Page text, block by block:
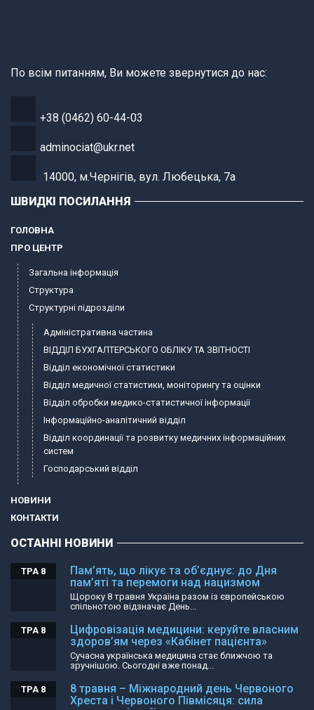
По всім питанням, Ви можете звернутися до нас:
+38 (0462) 60-44-03
adminociat@ukr.net
14000, м.Чернігів, вул. Любецька, 7а
ШВИДКІ ПОСИЛАННЯ
ГОЛОВНА
ПРО ЦЕНТР
Загальна інформація
Структура
Структурні підрозділи
Адміністративна частина
ВІДДІЛ БУХГАЛТЕРСЬКОГО ОБЛІКУ ТА ЗВІТНОСТІ
Відділ економічної статистики
Відділ медичної статистики, моніторингу та оцінки
Відділ обробки медико-статистичної інформації
Інформаційно-аналітичний відділ
Відділ координації та розвитку медичних інформаційних
систем
Господарський відділ
НОВИНИ
КОНТАКТИ
ОСТАННІ НОВИНИ
Пам’ять, що лікує та об’єднує: до Дня
пам’яті та перемоги над нацизмом
ТРА 8
Щороку 8 травня Україна разом із європейською
спільнотою відзначає День...
Цифровізація медицини: керуйте власним
здоров’ям через «Кабінет пацієнта»
ТРА 8
Сучасна українська медицина стає ближчою та
зручнішою. Сьогодні вже понад...
8 травня – Міжнародний день Червоного
Хреста і Червоного Півмісяця: сила
ТРА 8